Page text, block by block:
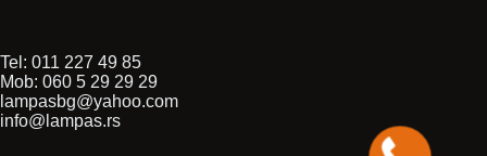
Tel: 011 227 49 85
Mob: 060 5 29 29 29
lampasbg@yahoo.com
info@lampas.rs